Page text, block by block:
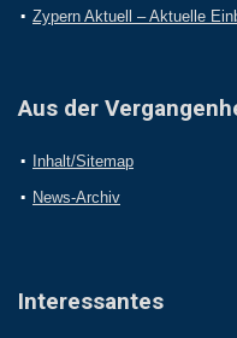
Zypern Aktuell – Aktuelle
Aus der
Inhalt/Sitemap
News-Archiv
Interessantes